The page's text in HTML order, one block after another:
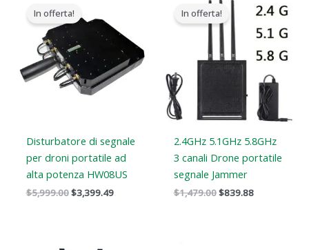
In offerta!
Disturbatore di segnale
per droni portatile ad
alta potenza HW08US
$5,999.00
originale
$5,999.00.
$3,399.49
è:
$3,399.49.
In offerta!
2.4GHz 5.1GHz 5.8GHz
3 canali Drone portatile
segnale Jammer
$1,479.00
prezzo
originale
era:
$1,479.00.
$839.88
prezzo
attuale
è:
$839.88.